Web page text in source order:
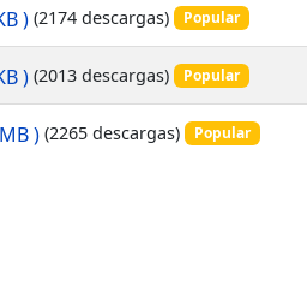
) (2174 descargas) Popular
) (2013 descargas) Popular
) (2265 descargas) Popular